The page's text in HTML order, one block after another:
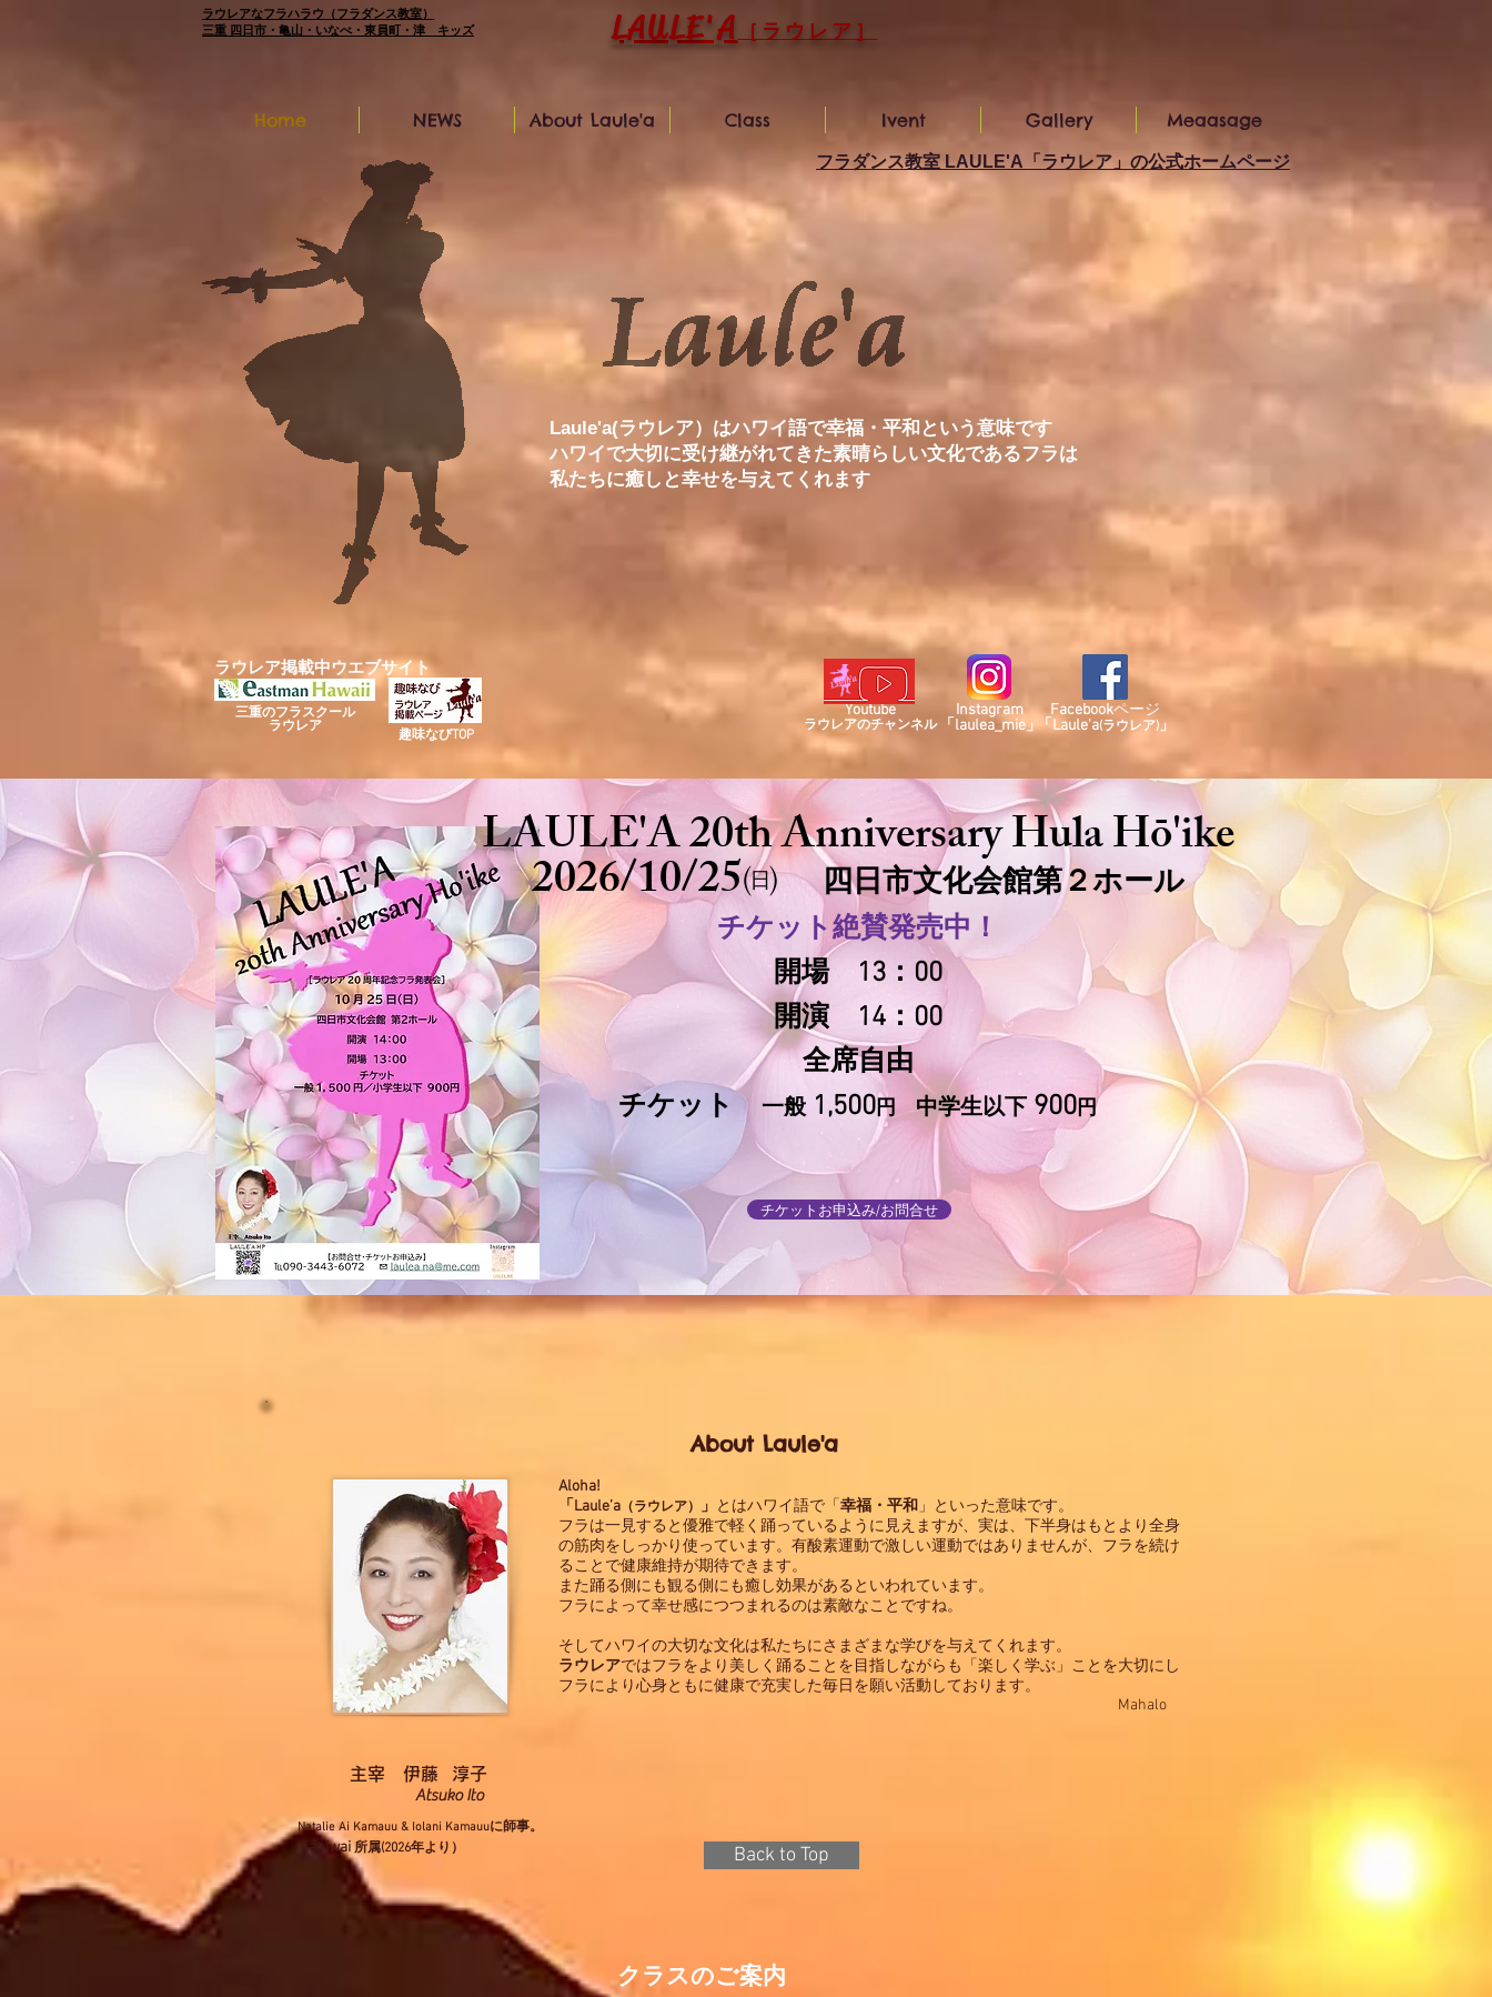
LAULE'A ［ラウレア］
ラウレアなフラハラウ（フラダンス教室）
三重 四日市・亀山・いなべ・東員町・津 キッズ
Home NEWS About Laule'a Class Ivent Gallery Meaasage
フラダンス教室 LAULE'A「ラウレア」の公式ホームページ
Laule'a(ラウレア）はハワイ語で幸福・平和という意味です
ハワイで大切に受け継がれてきた素晴らしい文化であるフラは
私たちに癒しと幸せを与えてくれます
ラウレア掲載中​ウエブサイト
三重のフラスクール
ラウレア
趣味なびTOP
​Facebookページ
「Laule'a(ラウレア)」
Instagram
「laulea_mie」
Youtube
ラウレアのチャンネル
LAULE'A 20th Anniversary Hula Hō'ike
2026/10/25㈰ 四日市文化会館第２ホール
チケット絶賛発売中！
開場 13：00
開演 14：00
全席自由
チケット 一般1,500円 中学生以下 900円
チケットお申込み/お問合せ
About Laule'a
主宰 伊藤 淳子
Atsuko Ito
Natalie Ai Kamauu & Iolani Kamauuに師事。
'Ilaniwai所属(2026年より）
Aloha!
「Laule’a （ラウレア） 」 とはハワイ語で「 幸福・平和」といった意味です。
フラは一見すると優雅で軽く踊っているように見えますが、実は、下半身はもとより全身
の筋肉をしっかり使っています。有酸素運動で激しい運動ではありませんが、フラを続け
ることで健康維持が期待できます。
また踊る側にも観る側にも癒し効果があるといわれています。
フラによって幸せ感につつまれるのは素敵なことですね。
そしてハワイの大切な文化は私たちにさまざまな学びを与えてくれます。
ラウレアではフラをより美しく踊ることを目指しながらも「楽しく学ぶ」ことを大切にし
フラにより心身ともに健康で充実した毎日を願い活動しており ます。
Mahalo
Back to Top
​クラスのご案内